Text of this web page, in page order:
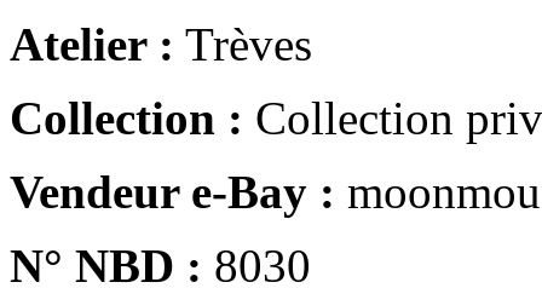
Atelier : Trèves
Collection : Collection
Vendeur e-Bay :
N° NBD : 8030